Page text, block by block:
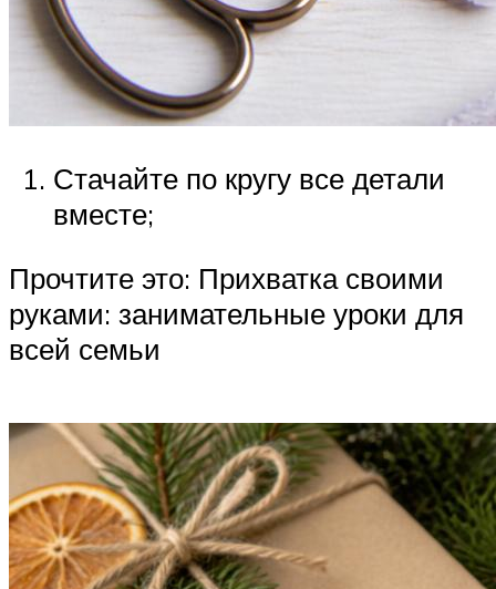
Стачайте по кругу все детали
вместе;
Прочтите это: Прихватка своими
руками: занимательные уроки для
всей семьи